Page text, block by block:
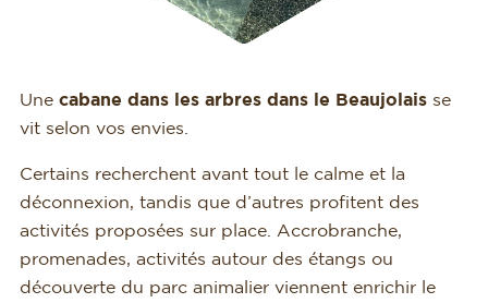
Une cabane dans les arbres dans le Beaujolaisse
vit selon vos envies.
Certains recherchent avant tout le calme et la
déconnexion, tandis que d’autres profitent des
activités proposées sur place. Accrobranche,
promenades, activités autour des étangs ou
découverte du parc animalier viennent enrichir le